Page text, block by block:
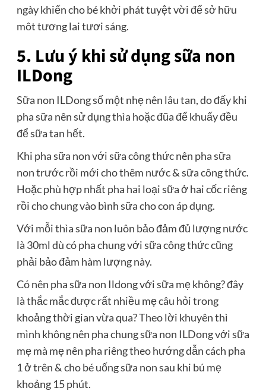
ngày khiến cho bé khởi phát tuyệt vời để sở hữu
môt tương lai tươi sáng.
5. Lưu ý khi sử dụng sữa non
ILDong
Sữa non ILDong số một nhẹ nên lâu tan, do đấy khi
pha sữa nên sử dụng thìa hoặc đũa để khuấy đều
để sữa tan hết.
Khi pha sữa non với sữa công thức nên pha sữa
non trước rồi mới cho thêm nước & sữa công thức.
Hoặc phù hợp nhất pha hai loại sữa ở hai cốc riêng
rồi cho chung vào bình sữa cho con áp dụng.
Với mỗi thìa sữa non luôn bảo đảm đủ lượng nước
là 30ml dù có pha chung với sữa công thức cũng
phải bảo đảm hàm lượng này.
Có nên pha sữa non Ildong với sữa mẹ không? đây
là thắc mắc được rất nhiều mẹ câu hỏi trong
khoảng thời gian vừa qua? Theo lời khuyên thì
mình không nên pha chung sữa non ILDong với sữa
mẹ mà mẹ nên pha riêng theo hướng dẫn cách pha
1 ở trên & cho bé uống sữa non sau khi bú mẹ
khoảng 15 phút.